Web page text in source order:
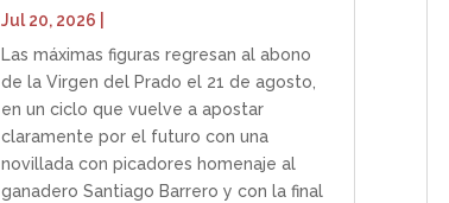
Jul 20, 2026
Las máximas figuras regresan al abono
de la Virgen del Prado el 21 de agosto,
en un ciclo que vuelve a apostar
claramente por el futuro con una
novillada con picadores homenaje al
ganadero Santiago Barrero y con la final